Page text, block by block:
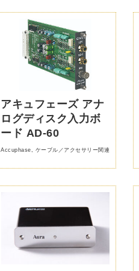
アキュフェーズ アナ
ログディスク入力ボ
ード AD-60
Accuphase, ケーブル／アクセサリー関連